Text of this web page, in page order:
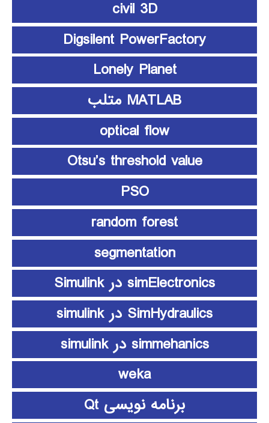
civil 3D
Digsilent PowerFactory
Lonely Planet
MATLAB متلب
optical flow
Otsu’s threshold value
PSO
random forest
segmentation
simElectronics در Simulink
SimHydraulics در simulink
simmehanics در simulink
weka
برنامه نویسی Qt